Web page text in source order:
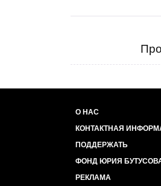
О НАС
КОНТАКТНАЯ
ПОДДЕРЖАТЬ
ФОНД ЮРИЯ
РЕКЛАМА